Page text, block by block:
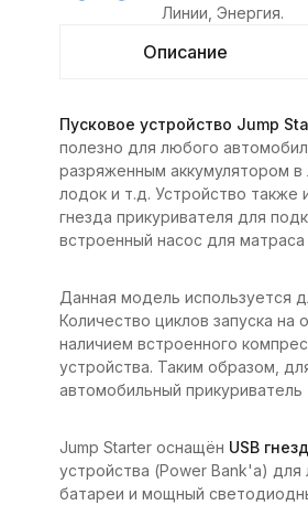
Линии, Энергия.
Описание
Пусковое устройство Jump
полезно для любого
разряженным аккумулятором
лодок и т.д. Устройство также
гнезда прикуривателя для
встроенный насос для матраса
Данная модель используется
Количество циклов запуска
наличием встроенного
устройства. Таким образом,
автомобильный
Jump Starter оснащён USB
устройства (Power Bank'а)
батареи и мощный